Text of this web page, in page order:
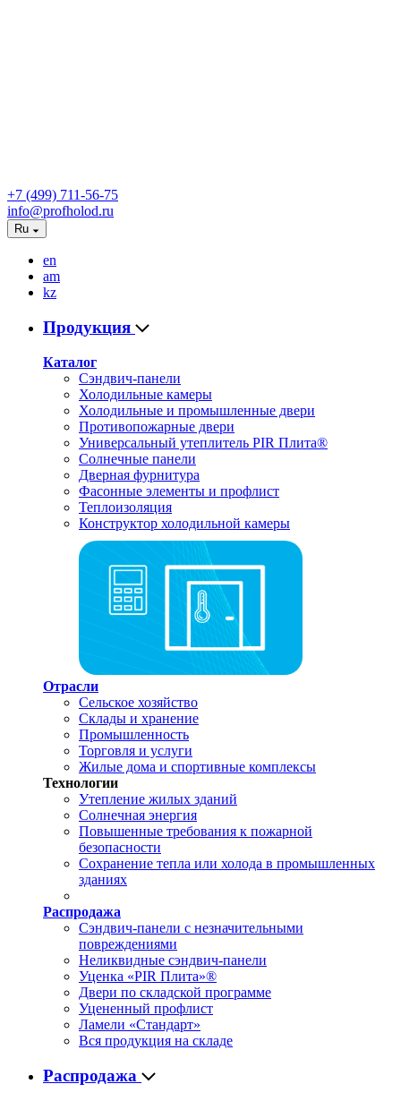
+7 (499) 711-56-75
info@profholod.ru
Ru
en
am
kz
Продукция
Каталог
Сэндвич-панели
Холодильные камеры
Холодильные и промышленные двери
Противопожарные двери
Универсальный утеплитель PIR Плита®
Солнечные панели
Дверная фурнитура
Фасонные элементы и профлист
Теплоизоляция
Конструктор холодильной камеры
Отрасли
Сельское хозяйство
Склады и хранение
Промышленность
Торговля и услуги
Жилые дома и спортивные комплексы
Технологии
Утепление жилых зданий
Солнечная энергия
Повышенные требования к пожарной
безопасности
Сохранение тепла или холода в промышленных
зданиях
Распродажа
Сэндвич-панели с незначительными
повреждениями
Неликвидные сэндвич-панели
Уценка «PIR Плита»®
Двери по складской программе
Уцененный профлист
Ламели «Стандарт»
Вся продукция на складе
Распродажа